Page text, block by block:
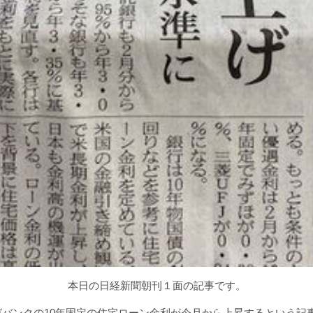
本日の日経新聞朝刊１面の記事です。